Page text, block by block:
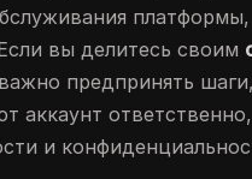
вы делитесь своим
предпринять
аккаунт
и